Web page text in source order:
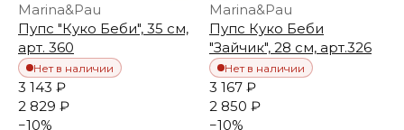
Marina&Pau
Пупс "Куко Беби", 35 см,
арт. 360
Нет в наличии
3 143 ₽
2 829 ₽
−10%
Marina&Pau
Пупс Куко Беби
"Зайчик", 28 см, арт.326
Нет в наличии
3 167 ₽
2 850 ₽
−10%